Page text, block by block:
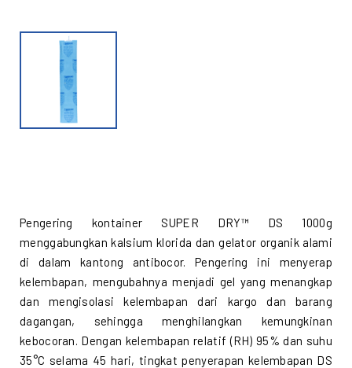
Pengering kontainer SUPER DRY™ DS 1000g
menggabungkan kalsium klorida dan gelator organik alami
di dalam kantong antibocor. Pengering ini menyerap
kelembapan, mengubahnya menjadi gel yang menangkap
dan mengisolasi kelembapan dari kargo dan barang
dagangan, sehingga menghilangkan kemungkinan
kebocoran. Dengan kelembapan relatif (RH) 95% dan suhu
35°C selama 45 hari, tingkat penyerapan kelembapan DS